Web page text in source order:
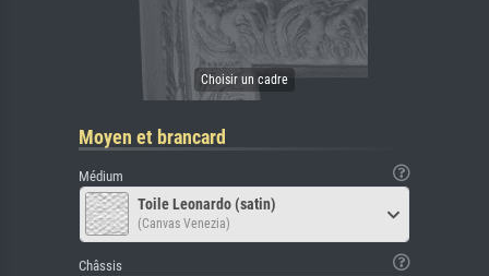
Moyen et brancard
Médium
Toile Leonardo (satin)
(Canvas Venezia)
Châssis